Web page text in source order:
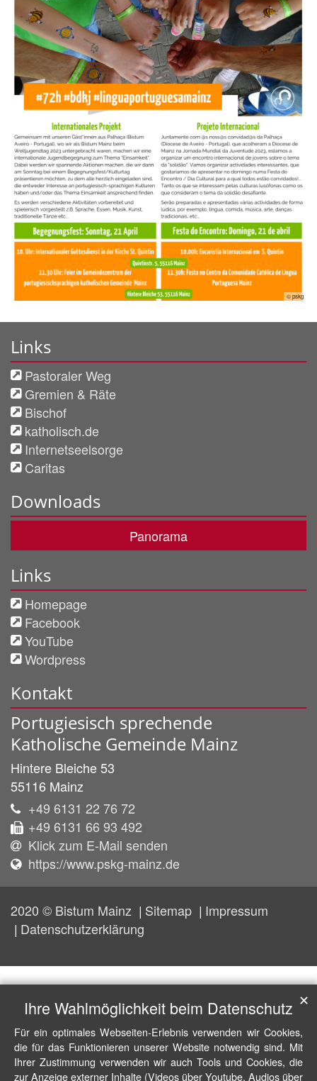
© pskg
Links
Pastoraler Weg
Gremien & Räte
Bischof
katholisch.de
Internetseelsorge
Caritas
Downloads
Panorama
Links
Homepage
Facebook
YouTube
Wordpress
Kontakt
Portugiesisch sprechende
Katholische Gemeinde Mainz
Hintere Bleiche 53
55116 Mainz
+49 6131 22 76 72
+49 6131 66 93 492
Klick zum E-Mail senden
https://www.pskg-mainz.de
2020 © Bistum Mainz Sitemap
Impressum
Datenschutzerklärung
Ihre Wahlmöglichkeit beim Datenschutz
Für ein optimales Webseiten-Erlebnis verwenden wir Cookies,
die für das Funktionieren unserer Website notwendig sind. Mit
Ihrer Zustimmung verwenden wir auch Tools und Cookies, die
zur Anzeige externer Inhalte (Videos über Youtube, Audios über
✕